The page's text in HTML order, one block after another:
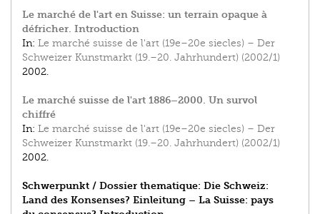
Le marché de l'art en Suisse: un terrain opaque à
défricher. Introduction
In: Le marché suisse de l'art (19e–20e siecles) – Der
Schweizer Kunstmarkt (19.–20. Jahrhundert) (2002/1)
2002.
Le marché suisse de l'art 1886–2000. Un survol
chiffré
In: Le marché suisse de l'art (19e–20e siecles) – Der
Schweizer Kunstmarkt (19.–20. Jahrhundert) (2002/1)
2002.
Schwerpunkt / Dossier thematique: Die Schweiz:
Land des Konsenses? Einleitung – La Suisse: pays